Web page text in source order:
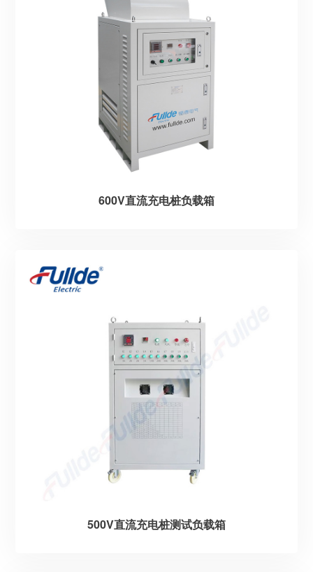
600V直流充电桩负载箱
500V直流充电桩测试负载箱